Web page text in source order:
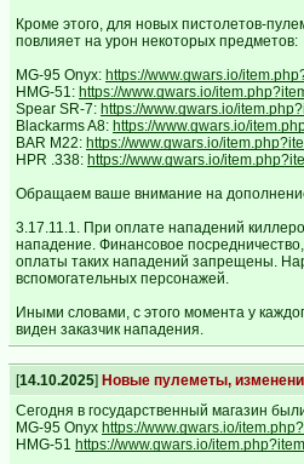
Кроме этого, для новых пистолетов-
повлияет на урон некоторых предметов:
MG-95 Onyx: https://www.gwars.io/
HMG-51: https://www.gwars.io/
Spear SR-7: https://www.gwars.io/
Blackarms A8: https://www.gwars.io/
BAR M22: https://www.gwars.io/
HPR .338: https://www.gwars.io/
Обращаем ваше внимание на
3.17.11.1. При оплате нападений
нападение. Финансовое
оплаты таких нападений запрещены.
вспомогательных персонажей.
Иными словами, с этого момента у
виден заказчик нападения.
[14.10.2025] Новые пулеметы,
Сегодня в государственный магазин
MG-95 Onyx https://www.gwars.io/
HMG-51 https://www.gwars.io/